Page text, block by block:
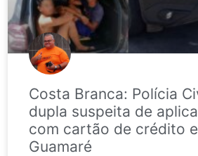
Costa Branca: Polícia
dupla suspeita de
com cartão de crédito
Guamaré